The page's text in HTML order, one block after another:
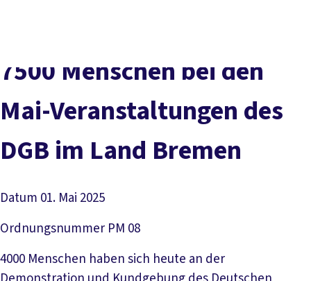
Politik vor Ort
Mitmachen
7500 Menschen bei den
Mai-Veranstaltungen des
DGB im Land Bremen
Datum 01. Mai 2025
Ordnungsnummer PM 08
4000 Menschen haben sich heute an der